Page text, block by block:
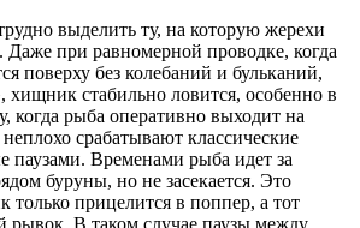
выделить ту, на которую жерехи
Даже при равномерной проводке, когда
поверху без колебаний и бульканий,
стабильно ловится, особенно в
когда рыба оперативно выходит на
срабатывают классические
паузами. Временами рыба идет за
буруны, но не засекается. Это
только прицелится в поппер, а тот
рывок. В таком случае паузы между